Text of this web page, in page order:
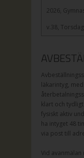
2026,
v.38,
läkarintyg,
klart och
fysiskt aktiv
ha intyget 48
via post till
Vid